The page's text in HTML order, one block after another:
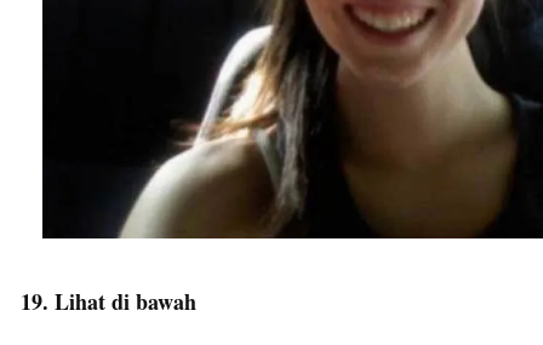
19. Lihat di bawah